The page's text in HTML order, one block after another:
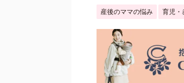
産後のママの悩み 育児・